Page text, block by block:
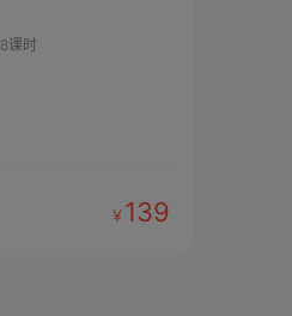
8课时
￥ 139